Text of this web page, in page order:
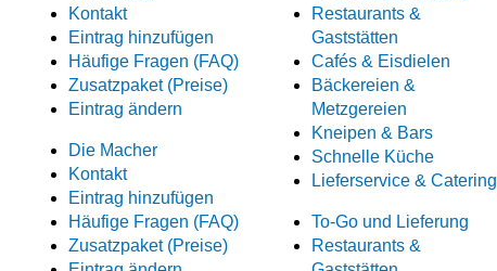
Kontakt
Eintrag hinzufügen
Häufige Fragen (FAQ)
Zusatzpaket (Preise)
Eintrag ändern
Die Macher
Kontakt
Eintrag hinzufügen
Häufige Fragen (FAQ)
Zusatzpaket (Preise)
Restaurants &
Gaststätten
Cafés & Eisdielen
Bäckereien &
Metzgereien
Kneipen & Bars
Schnelle Küche
Lieferservice & Catering
To-Go und Lieferung
Restaurants &